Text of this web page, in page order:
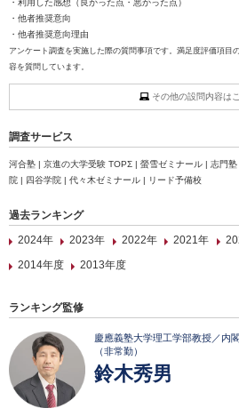
・利用した感想（良かった点・悪かった点）
・他者推奨意向
・他者推奨意向理由
アンケート調査を実施した際の質問事項です。満足度評価項目
容を質問しています。
その他の設問内容は
調査サービス
河合塾 | 京進の大学受験 TOPΣ | 螢雪ゼミナール | 志門
院 | 四谷学院 | 代々木ゼミナール | リード予備校
過去ランキング
2024年
2023年 2022年 2021年
2014年度
2013年度
ランキング監修
慶應義塾大学理工学部教授／内
（非常勤）
鈴木秀男